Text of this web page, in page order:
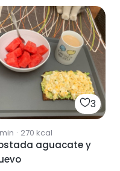
3
· 270 kcal
aguacate y